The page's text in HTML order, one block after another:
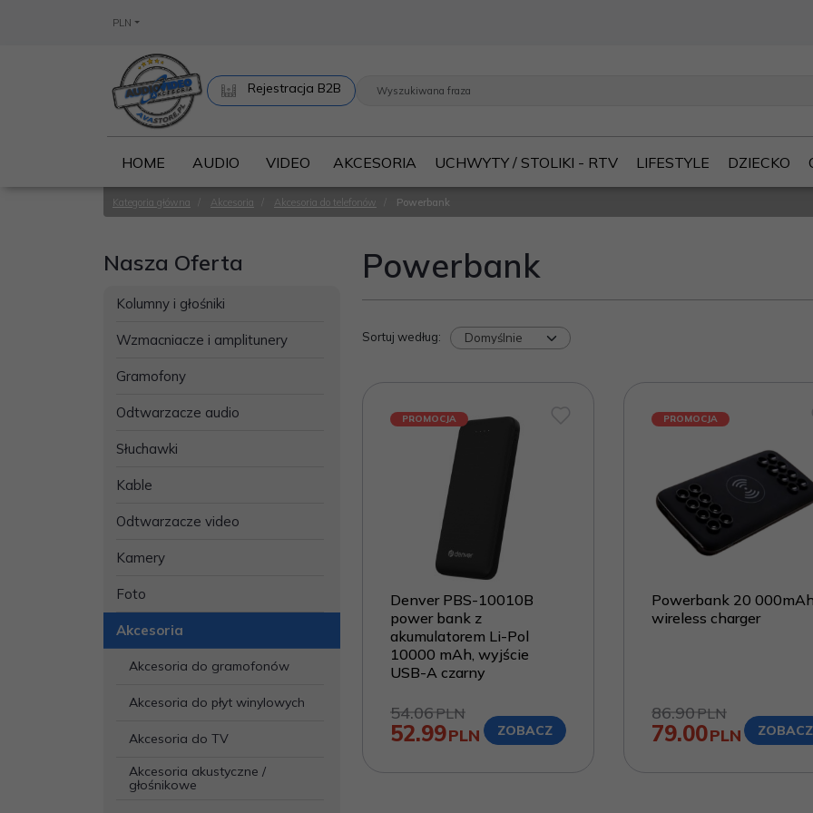
PLN
Rejestracja B2B
HOME AUDIO VIDEO AKCESORIA UCHWYTY / STOLIKI - RTV LIFESTYLE DZIECKO
Kategoria główna Akcesoria Akcesoria do telefonów Powerbank
Powerbank
Sortuj według:
PROMOCJA
Denver PBS-10010B
power bank z
akumulatorem Li-Pol
10000 mAh, wyjście
USB-A czarny
54.06PLN
52.99PLN ZOBACZ
PROMOCJA
Powerbank 20
wireless charger
86.90PLN
79.00PLN ZOBACZ
Nasza Oferta
Kolumny i głośniki
Wzmacniacze i amplitunery
Gramofony
Odtwarzacze audio
Słuchawki
Kable
Odtwarzacze video
Kamery
Foto
Akcesoria
Akcesoria do gramofonów
Akcesoria do płyt winylowych
Akcesoria do TV
Akcesoria akustyczne /
głośnikowe